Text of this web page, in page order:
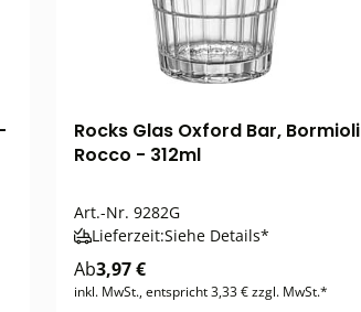
Rocks Glas Oxford Bar, Bormioli
Rocco - 312ml
Art.-Nr. 9282G
Lieferzeit:Siehe Details*
Ab3,97 €
inkl. MwSt., entspricht 3,33 € zzgl. MwSt.*